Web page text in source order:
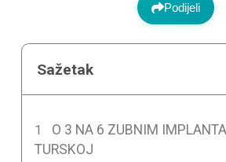
Podijeli
Sažetak
O 3 NA 6 ZUBNIM
TURSKOJ